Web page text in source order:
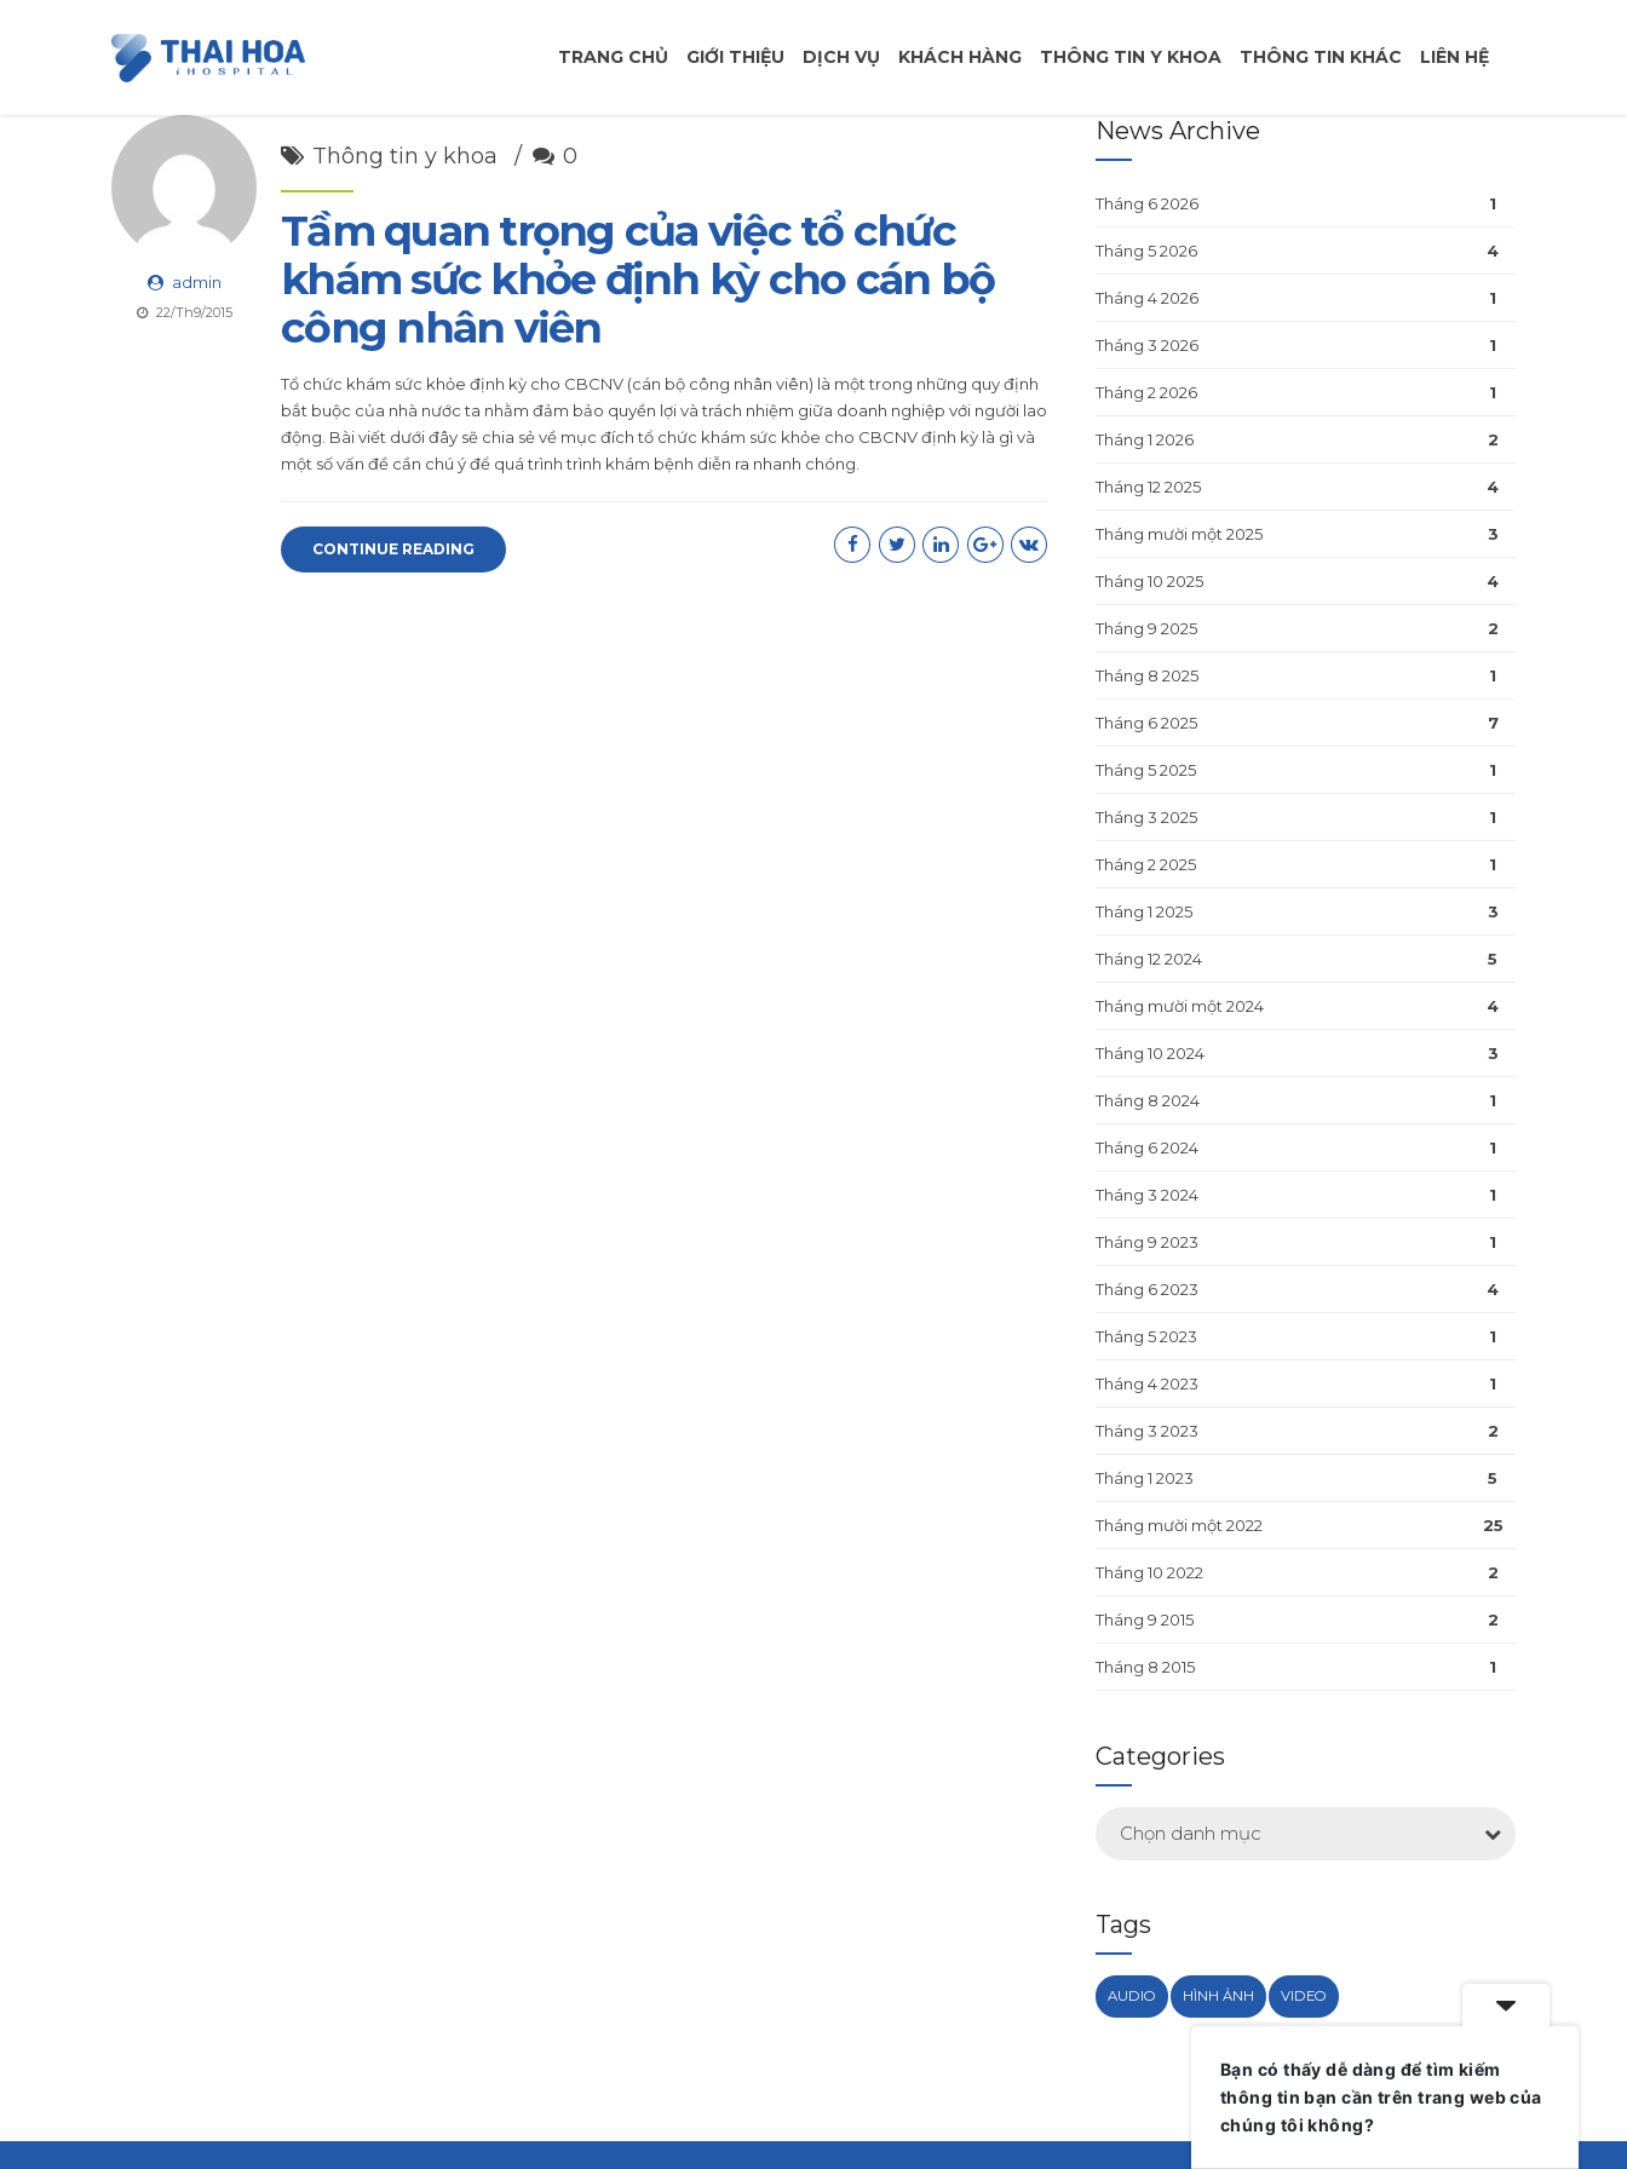
TRANG CHỦ GIỚI THIỆU DỊCH VỤ KHÁCH HÀNG THÔNG TIN Y KHOA THÔNG TIN KHÁC LIÊN HỆ
admin
22/Th9/2015
Thông tin y khoa 0
Tầm quan trọng của việc tổ chức
khám sức khỏe định kỳ cho cán bộ
công nhân viên
Tổ chức khám sức khỏe định kỳ cho CBCNV (cán bộ công nhân viên) là một trong những quy định
bắt buộc của nhà nước ta nhằm đảm bảo quyền lợi và trách nhiệm giữa doanh nghiệp với người lao
động. Bài viết dưới đây sẽ chia sẻ về mục đích tổ chức khám sức khỏe cho CBCNV định kỳ là gì và
một số vấn đề cần chú ý để quá trình trình khám bệnh diễn ra nhanh chóng.
CONTINUE READING
News Archive
Tháng 6 2026 1
Tháng 5 2026 4
Tháng 4 2026 1
Tháng 3 2026 1
Tháng 2 2026 1
Tháng 1 2026 2
Tháng 12 2025 4
Tháng mười một 2025 3
Tháng 10 2025 4
Tháng 9 2025 2
Tháng 8 2025 1
Tháng 6 2025 7
Tháng 5 2025 1
Tháng 3 2025 1
Tháng 2 2025 1
Tháng 1 2025 3
Tháng 12 2024 5
Tháng mười một 2024 4
Tháng 10 2024 3
Tháng 8 2024 1
Tháng 6 2024 1
Tháng 3 2024 1
Tháng 9 2023 1
Tháng 6 2023 4
Tháng 5 2023 1
Tháng 4 2023 1
Tháng 3 2023 2
Tháng 1 2023 5
Tháng mười một 2022 25
Tháng 10 2022 2
Tháng 9 2015 2
Tháng 8 2015 1
Categories
Chọn danh mục
Tags
AUDIO HÌNH ẢNH VIDEO
Bạn có thấy dễ dàng để tìm kiếm
thông tin bạn cần trên trang web của
chúng tôi không?